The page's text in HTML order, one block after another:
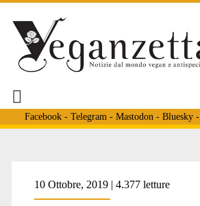
Facebook- Telegram - Mastodon - Bluesky-
10 Ottobre, 2019 | 4.377 letture